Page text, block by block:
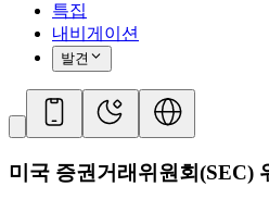
특집
내비게이션
발견
미국 증권거래위원회(SEC)